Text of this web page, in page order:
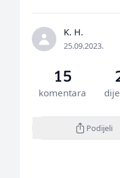
K. H.
25.09.2023.
15
komentara
Podijeli